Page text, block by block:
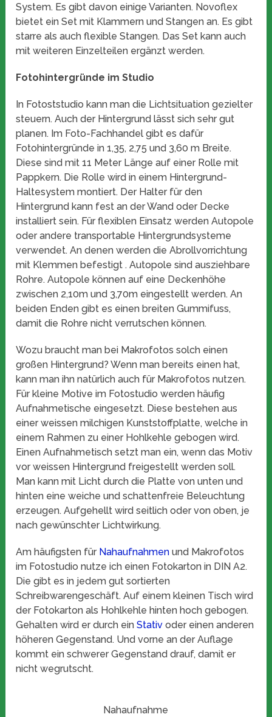
System. Es gibt davon einige Varianten. Novoflex
bietet ein Set mit Klammern und Stangen an. Es gibt
starre als auch flexible Stangen. Das Set kann auch
mit weiteren Einzelteilen ergänzt werden.
Fotohintergründe im Studio
In Fotoststudio kann man die Lichtsituation gezielter
steuern. Auch der Hintergrund lässt sich sehr gut
planen. Im Foto-Fachhandel gibt es dafür
Fotohintergründe in 1,35, 2,75 und 3,60 m Breite.
Diese sind mit 11 Meter Länge auf einer Rolle mit
Pappkern. Die Rolle wird in einem Hintergrund-
Haltesystem montiert. Der Halter für den
Hintergrund kann fest an der Wand oder Decke
installiert sein. Für flexiblen Einsatz werden Autopole
oder andere transportable Hintergrundsysteme
verwendet. An denen werden die Abrollvorrichtung
mit Klemmen befestigt . Autopole sind ausziehbare
Rohre. Autopole können auf eine Deckenhöhe
zwischen 2,10m und 3,70m eingestellt werden. An
beiden Enden gibt es einen breiten Gummifuss,
damit die Rohre nicht verrutschen können.
Wozu braucht man bei Makrofotos solch einen
großen Hintergrund? Wenn man bereits einen hat,
kann man ihn natürlich auch für Makrofotos nutzen.
Für kleine Motive im Fotostudio werden häufig
Aufnahmetische eingesetzt. Diese bestehen aus
einer weissen milchigen Kunststoffplatte, welche in
einem Rahmen zu einer Hohlkehle gebogen wird.
Einen Aufnahmetisch setzt man ein, wenn das Motiv
vor weissen Hintergrund freigestellt werden soll.
Man kann mit Licht durch die Platte von unten und
hinten eine weiche und schattenfreie Beleuchtung
erzeugen. Aufgehellt wird seitlich oder von oben, je
nach gewünschter Lichtwirkung.
Am häufigsten für Nahaufnahmen und Makrofotos
im Fotostudio nutze ich einen Fotokarton in DIN A2.
Die gibt es in jedem gut sortierten
Schreibwarengeschäft. Auf einem kleinen Tisch wird
der Fotokarton als Hohlkehle hinten hoch gebogen.
Gehalten wird er durch einStativ oder einen anderen
höheren Gegenstand. Und vorne an der Auflage
kommt ein schwerer Gegenstand drauf, damit er
nicht wegrutscht.
Nahaufnahme